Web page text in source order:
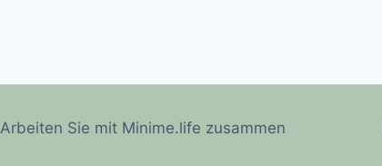
Arbeiten Sie mit Minime.life zusammen